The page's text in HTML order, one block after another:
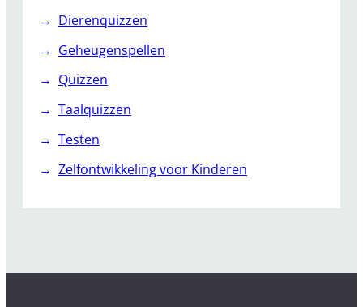
Dierenquizzen
Geheugenspellen
Quizzen
Taalquizzen
Testen
Zelfontwikkeling voor Kinderen